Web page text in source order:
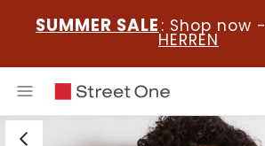
SUMMER SALE : Shop now -
HERREN